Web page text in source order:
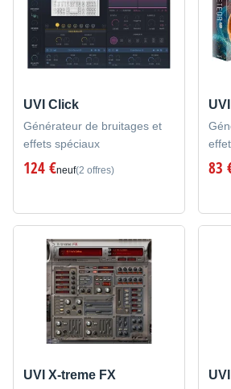
UVI Click
Générateur de bruitages et
effets spéciaux
124 €neuf(2 offres) 83
UVI X-treme FX